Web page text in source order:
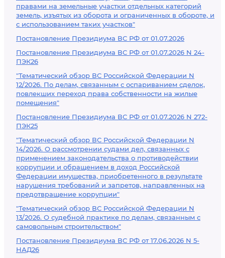
правами на земельные участки отдельных категорий
земель, изъятых из оборота и ограниченных в обороте, и
с использованием таких участков"
Постановление Президиума ВС РФ от 01.07.2026
Постановление Президиума ВС РФ от 01.07.2026 N 24-
ПЭК26
"Тематический обзор ВС Российской Федерации N
12/2026. По делам, связанным с оспариванием сделок,
повлекших переход права собственности на жилые
помещения"
Постановление Президиума ВС РФ от 01.07.2026 N 272-
ПЭК25
"Тематический обзор ВС Российской Федерации N
14/2026. О рассмотрении судами дел, связанных с
применением законодательства о противодействии
коррупции и обращением в доход Российской
Федерации имущества, приобретенного в результате
нарушения требований и запретов, направленных на
предотвращение коррупции"
"Тематический обзор ВС Российской Федерации N
13/2026. О судебной практике по делам, связанным с
самовольным строительством"
Постановление Президиума ВС РФ от 17.06.2026 N 5-
НАД26